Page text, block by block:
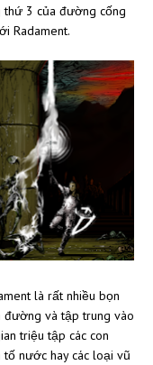
thứ 3 của đường cống
Radament.
là rất nhiều bọn
đường và tập trung vào
triệu tập các con
tố nước hay các loại vũ